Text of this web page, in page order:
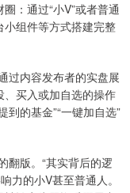
：通过“小V”或者普通
组件等方式搭建完整
过内容发布者的实盘展
买入或加自选的操作
的基金”“一键加自选”
翻版。“其实背后的逻
力的小V甚至普通人。